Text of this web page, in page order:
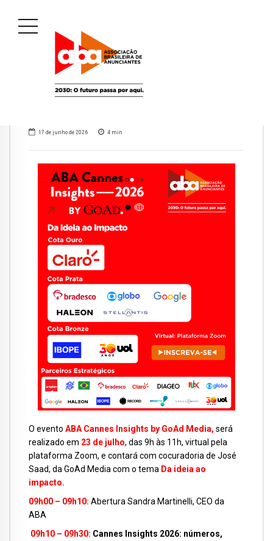
17 de junho de 2026 4 min
O evento ABA Cannes Insights by GoAd Media, será
realizado em 23 de julho, das 9h às 11h, virtual pela
plataforma Zoom, e contará com cocuradoria de José
Saad, da GoAd Media com o tema Da ideia ao
impacto.
09h00 – 09h10: Abertura Sandra Martinelli, CEO da
ABA
09h10 – 09h30: Cannes Insights 2026: números,